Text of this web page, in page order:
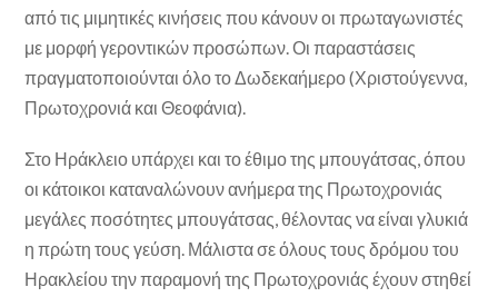
από τις μιμητικές κινήσεις που κάνουν οι πρωταγωνιστές
με μορφή γεροντικών προσώπων. Οι παραστάσεις
πραγματοποιούνται όλο το Δωδεκαήμερο (Χριστούγεννα,
Πρωτοχρονιά και Θεοφάνια).
Στο Ηράκλειο υπάρχει και το έθιμο της μπουγάτσας, όπου
οι κάτοικοι καταναλώνουν ανήμερα της Πρωτοχρονιάς
μεγάλες ποσότητες μπουγάτσας, θέλοντας να είναι γλυκιά
η πρώτη τους γεύση. Μάλιστα σε όλους τους δρόμου του
Ηρακλείου την παραμονή της Πρωτοχρονιάς έχουν στηθεί